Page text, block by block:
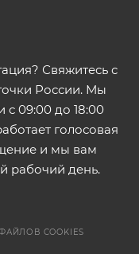
Свяжитесь с
России. Мы
с 09:00 до 18:00
голосовая
и мы вам
рабочий день.
COOKIES